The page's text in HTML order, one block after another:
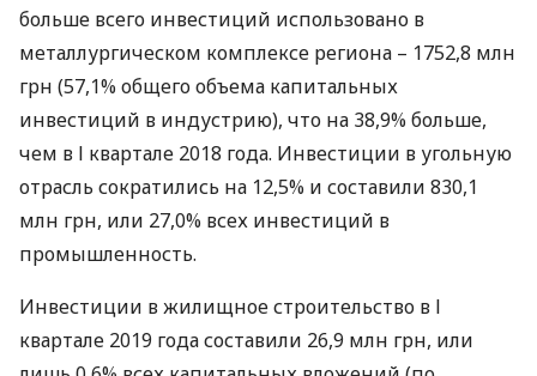
больше всего инвестиций использовано в
металлургическом комплексе региона – 1752,8 млн
грн (57,1% общего объема капитальных
инвестиций в индустрию), что на 38,9% больше,
чем в І квартале 2018 года. Инвестиции в угольную
отрасль сократились на 12,5% и составили 830,1
млн грн, или 27,0% всех инвестиций в
промышленность.
Инвестиции в жилищное строительство в І
квартале 2019 года составили 26,9 млн грн, или